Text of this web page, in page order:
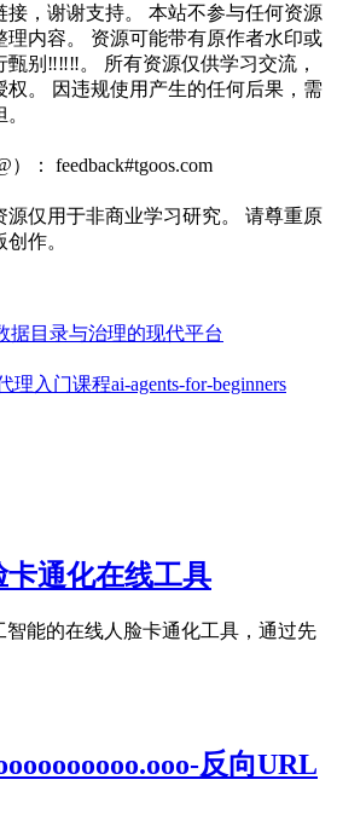
接，谢谢支持。 本站不参与任何资源
理内容。 资源可能带有原作者水印或
别‼️‼️‼️。 所有资源仅供学习交流，
权。 因违规使用产生的任何后果，需
： feedback#tgoos.com
源仅用于非商业学习研究。 请尊重原
作。
据目录与治理的现代平台
入门课程ai-agents-for-beginners
通化在线工具
智能的在线人脸卡通化工具，通过先
反向URL